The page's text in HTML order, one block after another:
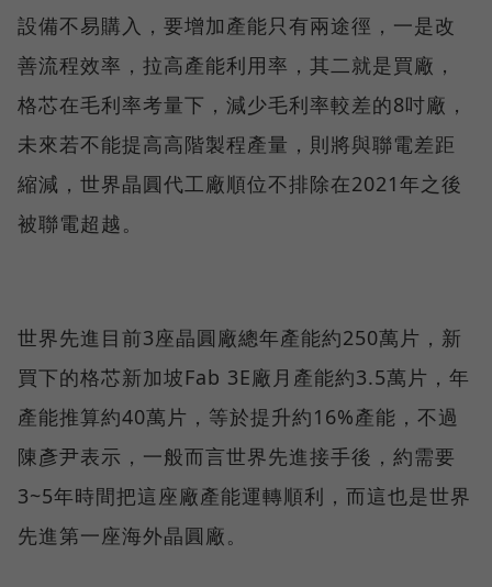
設備不易購入，要增加產能只有兩途徑，一是改
善流程效率，拉高產能利用率，其二就是買廠，
格芯在毛利率考量下，減少毛利率較差的8吋廠，
未來若不能提高高階製程產量，則將與聯電差距
縮減，世界晶圓代工廠順位不排除在2021年之後
被聯電超越。
世界先進目前3座晶圓廠總年產能約250萬片，新
買下的格芯新加坡Fab 3E廠月產能約3.5萬片，年
產能推算約40萬片，等於提升約16%產能，不過
陳彥尹表示，一般而言世界先進接手後，約需要
3~5年時間把這座廠產能運轉順利，而這也是世界
先進第一座海外晶圓廠。